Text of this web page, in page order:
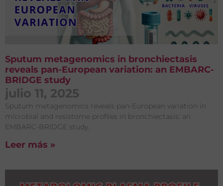
Sputum metagenomics in bronchiectasis
reveals pan-European variation: an EMBARC-
BRIDGE study
julio 11, 2025
Sputum metagenomics reveals pan-European variation in
microbial and resistome profiles in bronchiectasis: an
EMBARC-BRIDGE study.
Leer más »